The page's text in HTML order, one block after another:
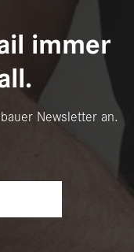
immer
Newsletter an.